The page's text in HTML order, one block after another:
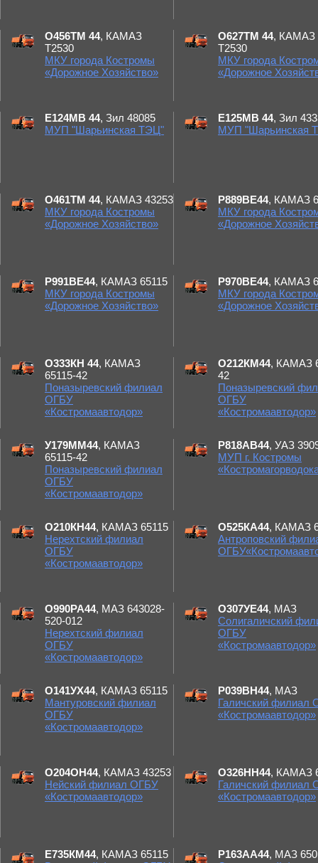
О456ТМ 44, КАМАЗ
Т2530
МКУ города Костромы
«Дорожное Хозяйство»
О627ТМ 44, КАМАЗ
Т2530
МКУ города
«Дорожное
Е124МВ 44, Зил 48085
МУП "Шарьинская ТЭЦ"
Е125МВ 44, Зил
МУП "Шарьинская
О461ТМ 44, КАМАЗ 43253
МКУ города Костромы
«Дорожное Хозяйство»
Р889ВЕ44, КАМАЗ
МКУ города
«Дорожное
Р991ВЕ44, КАМАЗ 65115
МКУ города Костромы
«Дорожное Хозяйство»
Р970ВЕ44, КАМАЗ
МКУ города
«Дорожное
О333КН 44, КАМАЗ
65115-42
Поназыревский филиал
ОГБУ
«Костромаавтодор»
О212КМ44, КАМАЗ
42
Поназыревский
ОГБУ
«Костромаавтодор»
У179ММ44, КАМАЗ
65115-42
Поназыревский филиал
ОГБУ
«Костромаавтодор»
Р818АВ44, УАЗ
МУП г. Костромы
О210КН44, КАМАЗ 65115
Нерехтский филиал
ОГБУ
«Костромаавтодор»
О525КА44, КАМАЗ
Антроповский
О990РА44, МАЗ 643028-
520-012
Нерехтский филиал
ОГБУ
«Костромаавтодор»
О307УЕ44, МАЗ
Солигаличский
ОГБУ
«Костромаавтодор»
О141УХ44, КАМАЗ 65115
Мантуровский филиал
ОГБУ
«Костромаавтодор»
Р039ВН44, МАЗ
Галичский филиал
«Костромаавтодор»
О204ОН44, КАМАЗ 43253
Нейский филиал ОГБУ
«Костромаавтодор»
О326НН44, КАМАЗ
Галичский филиал
«Костромаавтодор»
Е735КМ44, КАМАЗ 65115
Р163АА44, МАЗ